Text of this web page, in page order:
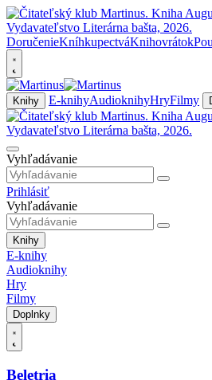
DoručenieKníhkupectváKnihovrátok
Knihy E-knihyAudioknihyHryFilmy
Vyhľadávanie
Prihlásiť
Vyhľadávanie
Knihy
E-knihy
Audioknihy
Hry
Filmy
Doplnky
Beletria